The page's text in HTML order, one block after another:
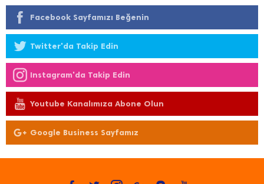
Facebook Sayfamızı Beğenin
Twitter'da Takip Edin
Instagram'da Takip Edin
Youtube Kanalımıza Abone Olun
Google Business Sayfamız